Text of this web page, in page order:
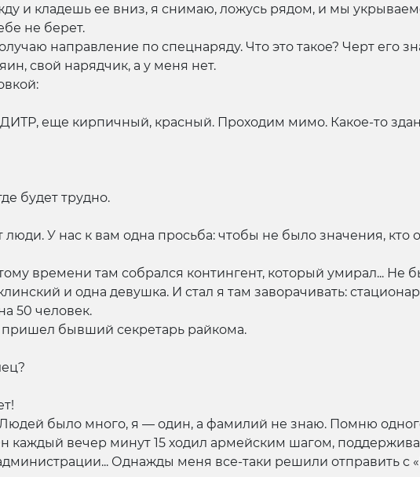
и кладешь ее вниз, я снимаю, ложусь рядом, и мы
не берет.
направление по спецнаряду. Что это такое? Черт его
свой нарядчик, а у меня нет.
еще кирпичный, красный. Проходим мимо. Какое-то
будет трудно.
люди. У нас к вам одна просьба: чтобы не было значения, кто
времени там собрался контингент, который умирал... Не
и одна девушка. И стал я там заворачивать:
50 человек.
бывший секретарь райкома.
было много, я — один, а фамилий не знаю. Помню
вечер минут 15 ходил армейским шагом,
Однажды меня все-таки решили отправить с